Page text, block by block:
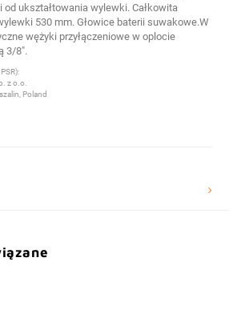
ukształtowania wylewki. Całkowita
530 mm. Głowice baterii suwakowe.W
wężyki przyłączeniowe w oplocie
3/8″.
z o.o.
Poland